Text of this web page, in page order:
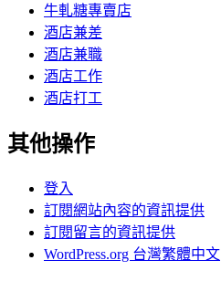
牛軋糖專賣店
酒店兼差
酒店兼職
酒店工作
酒店打工
其他操作
登入
訂閱網站內容的資訊提供
訂閱留言的資訊提供
WordPress.org 台灣繁體中文